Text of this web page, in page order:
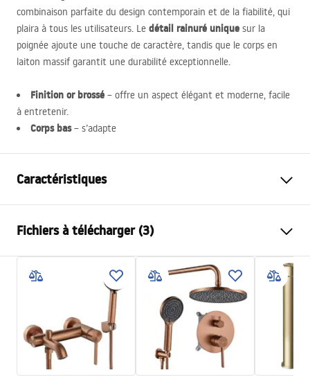
combinaison parfaite du design contemporain et de la fiabilité, qui
plaira à tous les utilisateurs. Le détail rainuré unique sur la
poignée ajoute une touche de caractère, tandis que le corps en
laiton massif garantit une durabilité exceptionnelle.
Finition or brossé – offre un aspect élégant et moderne, facile
à entretenir.
Corps bas– s’adapte
Caractéristiques
Méthode de montage
Couleur
Or brossé
Type de bec
Fixe
Laiton
Portée du bec
120
Hauteur
182
Technologie du revêtement
PVD
Fichiers à télécharger (3)
Conditions de garantie
Warranty_Terms_and_Conditions_Faucets_-_5.pdf
Instructions de montage
faucet.pdf